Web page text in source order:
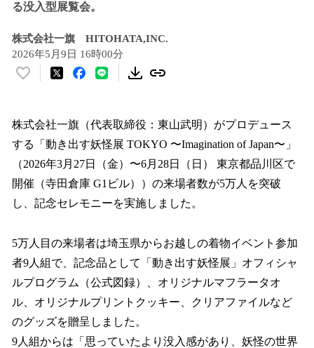
る没入型展覧会。
株式会社一旗 HITOHATA,INC.
2026年5月9日 16時00分
い
！
数
を
読
み
み
で
す
株式会社一旗（代表取締役：東山武明）がプロデュース
する「動き出す妖怪展 TOKYO 〜Imagination of Japan〜」
（2026年3月27日（金）〜6月28日（日） 東京都品川区で
開催（寺田倉庫 G1ビル））の来場者数が5万人を突破
し、記念セレモニーを実施しました。
5万人目の来場者は埼玉県からお越しの着物イベント参加
者9人組で、記念品として「動き出す妖怪展」オフィシャ
ルプログラム（公式図録）、オリジナルマフラータオ
ル、オリジナルプリントクッキー、クリアファイルなど
のグッズを贈呈しました。
9人組からは「思っていたより没入感があり、妖怪の世界